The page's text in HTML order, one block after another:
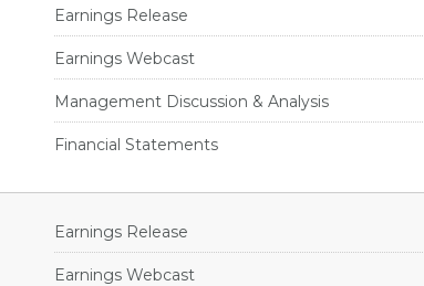
Earnings Release
Earnings Webcast
Management Discussion & Analysis
Financial Statements
Earnings Release
Earnings Webcast